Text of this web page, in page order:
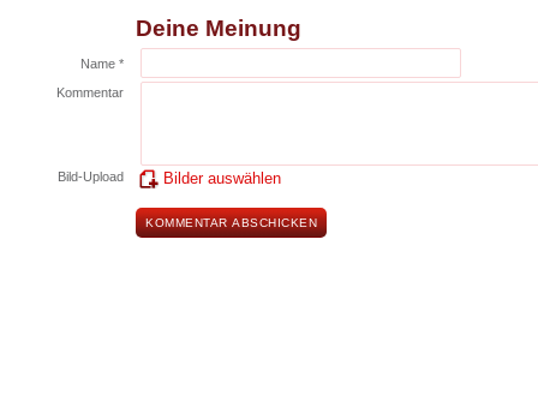
Deine Meinung
Name *
Kommentar
Bild-Upload Bilder auswählen